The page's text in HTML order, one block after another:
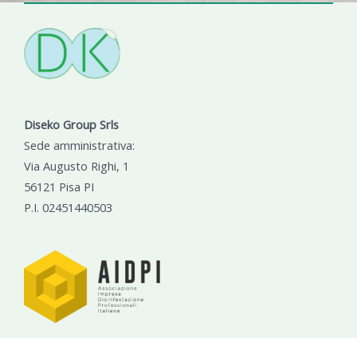
Diseko Group Srls
Sede amministrativa:
Via Augusto Righi, 1
56121 Pisa PI
P.I. 02451440503